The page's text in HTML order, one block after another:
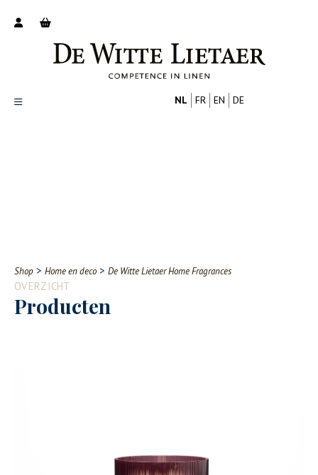
Contact
NL FR EN DE
Shop > Home en deco > De Witte Lietaer Home Fragrances
OVERZICHT
Producten